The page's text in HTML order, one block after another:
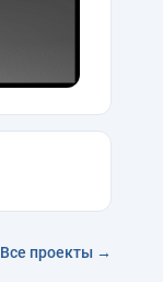
Все проекты →